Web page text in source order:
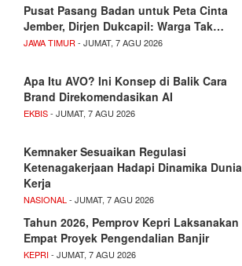
Pusat Pasang Badan untuk Peta Cinta
Jember, Dirjen Dukcapil: Warga Tak…
JAWA TIMUR - JUMAT, 7 AGU 2026
Apa Itu AVO? Ini Konsep di Balik Cara
Brand Direkomendasikan AI
EKBIS- JUMAT, 7 AGU 2026
Kemnaker Sesuaikan Regulasi
Ketenagakerjaan Hadapi Dinamika Dunia
Kerja
NASIONAL - JUMAT, 7 AGU 2026
Tahun 2026, Pemprov Kepri Laksanakan
Empat Proyek Pengendalian Banjir
KEPRI- JUMAT, 7 AGU 2026